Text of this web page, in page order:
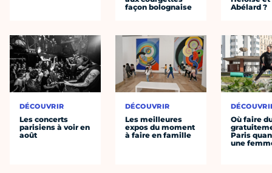
DÉCOUVRIR
Les concerts
parisiens à voir en
août
façon bolognaise
DÉCOUVRIR
Les meilleures
expos du moment
à faire en famille
Abélard ?
Où faire
Paris
une